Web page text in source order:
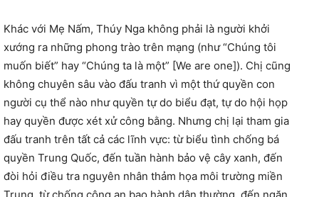
Khác với Mẹ Nấm, Thúy Nga không phải là người khởi
xướng ra những phong trào trên mạng (như “Chúng tôi
muốn biết” hay “Chúng ta là một” [We are one]). Chị cũng
không chuyên sâu vào đấu tranh vì một thứ quyền con
người cụ thể nào như quyền tự do biểu đạt, tự do hội họp
hay quyền được xét xử công bằng. Nhưng chị lại tham gia
đấu tranh trên tất cả các lĩnh vực: từ biểu tình chống bá
quyền Trung Quốc, đến tuần hành bảo vệ cây xanh, đến
đòi hỏi điều tra nguyên nhân thảm họa môi trường miền